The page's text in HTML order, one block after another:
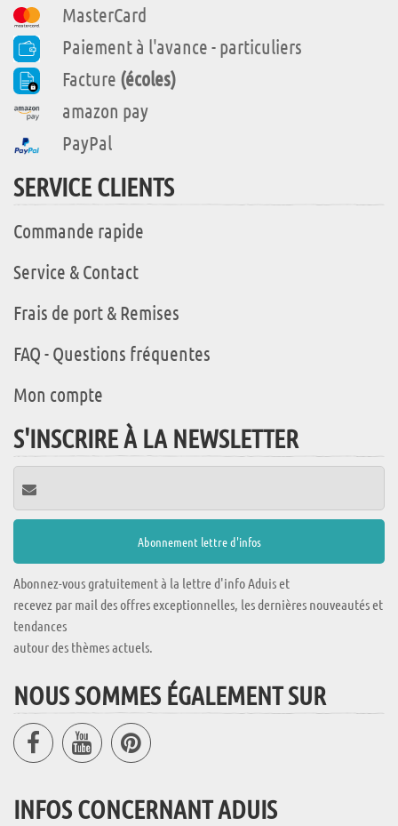
MasterCard
Paiement à l'avance - particuliers
Facture (écoles)
amazon pay
PayPal
SERVICE CLIENTS
Commande rapide
Service & Contact
Frais de port & Remises
FAQ - Questions fréquentes
Mon compte
S'INSCRIRE À LA NEWSLETTER
Abonnez-vous gratuitement à la lettre d'info Aduis et
recevez par mail des offres exceptionnelles, les dernières nouveautés et
tendances
autour des thèmes actuels.
NOUS SOMMES ÉGALEMENT SUR
INFOS CONCERNANT ADUIS